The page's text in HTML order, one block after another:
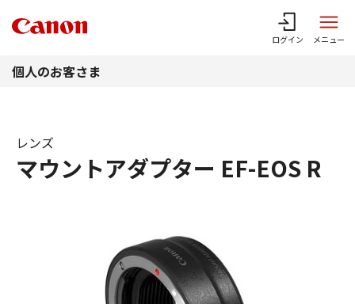
ログイン メニュー
個人のお客さま
マウントアダプター EF-EOS R
レンズ